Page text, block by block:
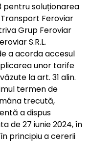
pentru soluționarea
Feroviar
Grup Feroviar
S.R.L.
a acorda accesul
unor tarife
la art. 31 alin.
termen de
trecută,
a dispus
de 27 iunie 2024, în
principiu a cererii